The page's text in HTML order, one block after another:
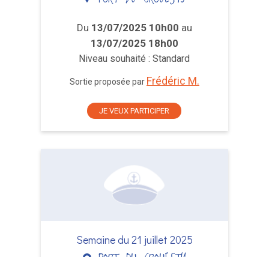
Du 13/07/2025 10h00 au
13/07/2025 18h00
Niveau souhaité : Standard
Sortie proposée par Frédéric M.
JE VEUX PARTICIPER
Semaine du 21 juillet 2025